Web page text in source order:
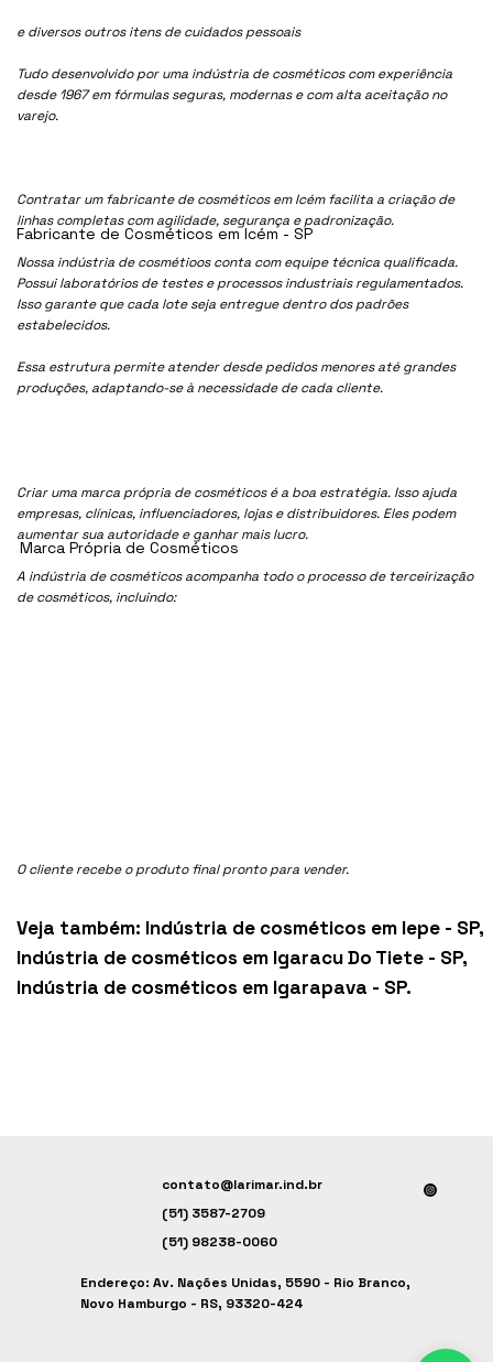
e diversos outros itens de cuidados pessoais
Tudo desenvolvido por uma indústria de cosméticos com experiência
desde 1967 em fórmulas seguras, modernas e com alta aceitação no
varejo.
Contratar um fabricante de cosméticos em Icém facilita a criação de
linhas completas com agilidade, segurança e padronização.
Nossa indústria de cosmétioos conta com equipe técnica qualificada.
Possui laboratórios de testes e processos industriais regulamentados.
Isso garante que cada lote seja entregue dentro dos padrões
estabelecidos.
Essa estrutura permite atender desde pedidos menores até grandes
produções, adaptando-se à necessidade de cada cliente.
Criar uma marca própria de cosméticos é a boa estratégia. Isso ajuda
empresas, clínicas, influenciadores, lojas e distribuidores. Eles podem
aumentar sua autoridade e ganhar mais lucro.
A indústria de cosméticos acompanha todo o processo de terceirização
de cosméticos, incluindo:
O cliente recebe o produto final pronto para vender.
Veja também: Indústria de cosméticos em Iepe - SP,
Indústria de cosméticos em Igaracu Do Tiete - SP,
Indústria de cosméticos em Igarapava - SP.
Fabricante de Cosméticos em Icém - SP
Marca Própria de Cosméticos
contato@larimar.ind.br
(51) 3587-2709
(51) 98238-0060
Endereço: Av. Nações Unidas, 5590 - Rio Branco,
Novo Hamburgo - RS, 93320-424